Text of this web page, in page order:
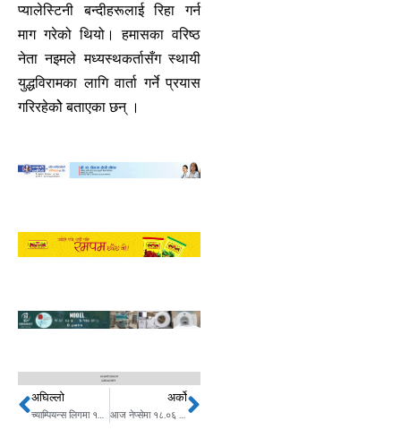
प्यालेस्टिनी बन्दीहरूलाई रिहा गर्न
माग गरेको थियो। हमासका वरिष्ठ
नेता नइमले मध्यस्थकर्तासँग स्थायी
युद्धविरामका लागि वार्ता गर्ने प्रयास
गरिरहेकोे बताएका छन् ।
Prev
अघिल्लो
च्याम्पियन्स लिगमा १० हजार गोलः रामोसले रचे इतिहास
अर्को
आज नेप्सेमा १८.०६ अंकको गिरावट Next